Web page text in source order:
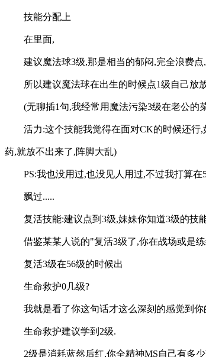
技能分配上
在里面,
建议魔法球3级,那是相当的郁闷,完全浪费
所以建议魔法球在出生的时候点1级自己放
(无聊插1句,我经常用魔法污染3级在老公的
活力:这个技能我觉得在面对CK的时候还行
药,就放不出来了,阵脚大乱)
PS:我也没用过,也没见人用过,不过我打算
飘过.....
复活技能:建议点到3级,妹妹你知道3级的技
借鉴某某人说的"复活3级了,你在战场或是
复活3级在56级的时候出
生命救护0几级?
我就是看了你这句话才这么深刻的感觉到
生命救护建议学到2级.
2级是消耗蓝然后红,你全精神MS自己有多